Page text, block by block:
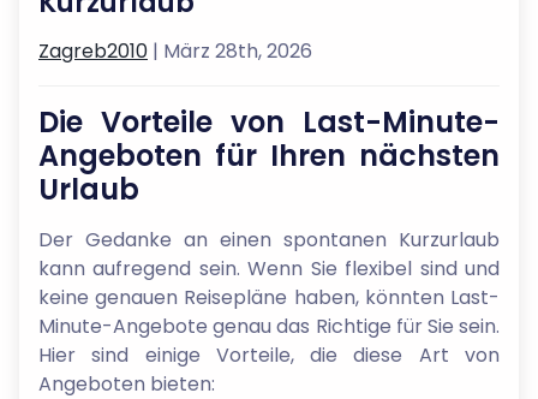
Zagreb2010 | März 28th, 2026
Die Vorteile von Last-Minute-
Angeboten für Ihren nächsten
Urlaub
Der Gedanke an einen spontanen Kurzurlaub
kann aufregend sein. Wenn Sie flexibel sind und
keine genauen Reisepläne haben, könnten Last-
Minute-Angebote genau das Richtige für Sie sein.
Hier sind einige Vorteile, die diese Art von
Angeboten bieten: